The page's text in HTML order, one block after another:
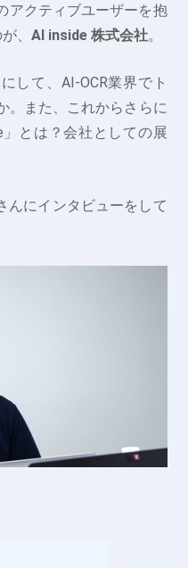
アクティブユーザーを抱
が、AI inside 株式会社。
して、AI-OCR業界でト
。また、これからさらに
とは？会社としての展
んにインタビューをして